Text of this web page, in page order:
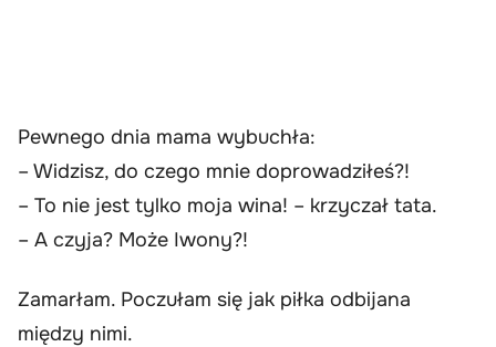
Pewnego dnia mama wybuchła:
– Widzisz, do czego mnie doprowadziłeś?!
– To nie jest tylko moja wina! – krzyczał tata.
– A czyja? Może Iwony?!
Zamarłam. Poczułam się jak piłka odbijana
między nimi.